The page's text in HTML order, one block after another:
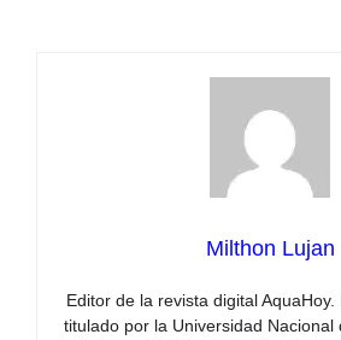
Milthon Lujan
Editor de la revista digital AquaHoy.
titulado por la Universidad Nacional